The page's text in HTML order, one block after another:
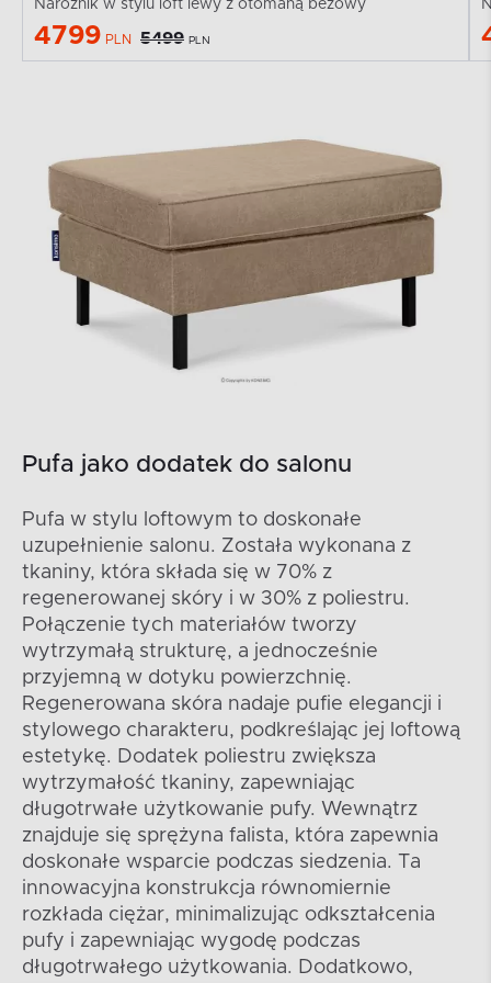
Narożnik w stylu loft lewy z otomaną beżowy
4799 PLN 5499 PLN
Pufa jako dodatek do salonu
Pufa w stylu loftowym to doskonałe
uzupełnienie salonu. Została wykonana z
tkaniny, która składa się w 70% z
regenerowanej skóry i w 30% z poliestru.
Połączenie tych materiałów tworzy
wytrzymałą strukturę, a jednocześnie
przyjemną w dotyku powierzchnię.
Regenerowana skóra nadaje pufie elegancji i
stylowego charakteru, podkreślając jej loftową
estetykę. Dodatek poliestru zwiększa
wytrzymałość tkaniny, zapewniając
długotrwałe użytkowanie pufy. Wewnątrz
znajduje się sprężyna falista, która zapewnia
doskonałe wsparcie podczas siedzenia. Ta
innowacyjna konstrukcja równomiernie
rozkłada ciężar, minimalizując odkształcenia
pufy i zapewniając wygodę podczas
długotrwałego użytkowania. Dodatkowo,